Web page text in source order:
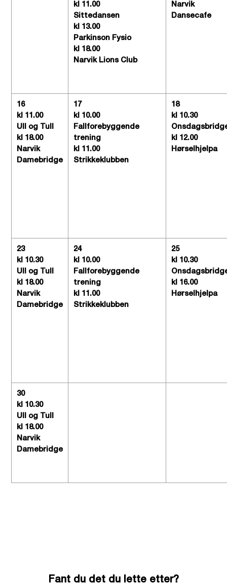
kl 11.00
Sittedansen
kl 13.00
Parkinson Fysio
kl 18.00
Narvik Lions Club
Narvik
Dansecafe
16
kl 11.00
Ull og Tull
kl 18.00
Narvik
Damebridge
17
kl 10.00
Fallforebyggende
trening
kl 11.00
Strikkeklubben
18
kl 10.30
kl 12.00
Hørselhjelpa
23
kl 10.30
Ull og Tull
kl 18.00
Narvik
Damebridge
24
kl 10.00
Fallforebyggende
trening
kl 11.00
Strikkeklubben
25
kl 10.30
kl 16.00
Hørselhjelpa
30
kl 10.30
Ull og Tull
kl 18.00
Narvik
Damebridge
Fant du det du lette etter?